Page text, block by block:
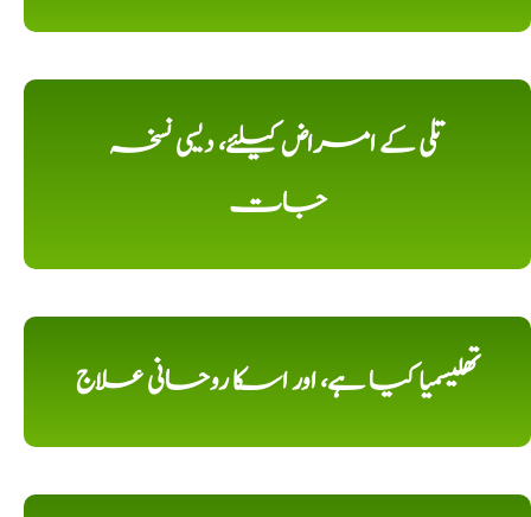
تلی کے امراض کیلئے، دیسی نسخہ
جات
تھلیسمیا کیا ہے، اور اسکا روحانی علاج